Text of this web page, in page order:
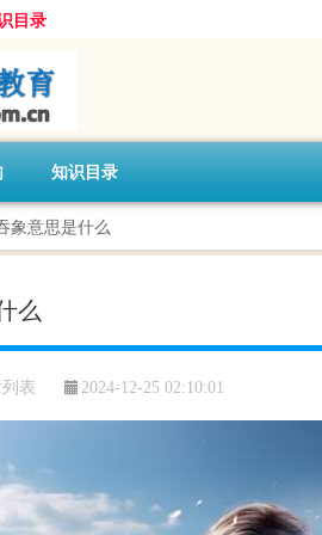
目录
知识目录
象意思是什么
么
表 2024-12-25 02:10:01